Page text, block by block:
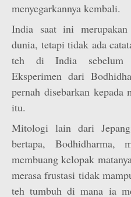
menyegarkannya kembali.
India saat ini
dunia, tetapi tidak ada
teh di India sebelum
Eksperimen dari
pernah disebarkan kepada
itu.
Mitologi lain dari
bertapa, Bodhidharma,
membuang kelopak
merasa frustasi tidak
teh tumbuh di mana ia